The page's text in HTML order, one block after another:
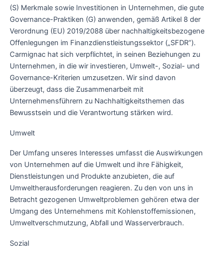
(S) Merkmale sowie Investitionen in Unternehmen, die gute
Governance-Praktiken (G) anwenden, gemäß Artikel 8 der
Verordnung (EU) 2019/2088 über nachhaltigkeitsbezogene
Offenlegungen im Finanzdienstleistungssektor („SFDR“).
Carmignac hat sich verpflichtet, in seinen Beziehungen zu
Unternehmen, in die wir investieren, Umwelt-, Sozial- und
Governance-Kriterien umzusetzen. Wir sind davon
überzeugt, dass die Zusammenarbeit mit
Unternehmensführern zu Nachhaltigkeitsthemen das
Bewusstsein und die Verantwortung stärken wird.
Umwelt
Der Umfang unseres Interesses umfasst die Auswirkungen
von Unternehmen auf die Umwelt und ihre Fähigkeit,
Dienstleistungen und Produkte anzubieten, die auf
Umweltherausforderungen reagieren. Zu den von uns in
Betracht gezogenen Umweltproblemen gehören etwa der
Umgang des Unternehmens mit Kohlenstoffemissionen,
Umweltverschmutzung, Abfall und Wasserverbrauch.
Sozial